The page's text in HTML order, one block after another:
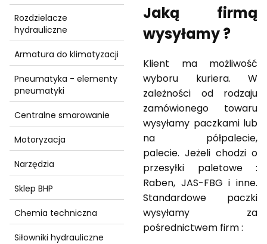
Rozdzielacze
hydrauliczne
Armatura do klimatyzacji
Pneumatyka - elementy
pneumatyki
Centralne smarowanie
Motoryzacja
Narzędzia
Sklep BHP
Chemia techniczna
Siłowniki hydrauliczne
Jaką firmą
wysyłamy ?
Klient ma możliwość
wyboru kuriera. W
zależności od rodzaju
zamówionego towaru
wysyłamy paczkami lub
na półpalecie,
palecie. Jeżeli chodzi o
przesyłki paletowe :
Raben, JAS-FBG i inne.
Standardowe paczki
wysyłamy za
pośrednictwem firm :